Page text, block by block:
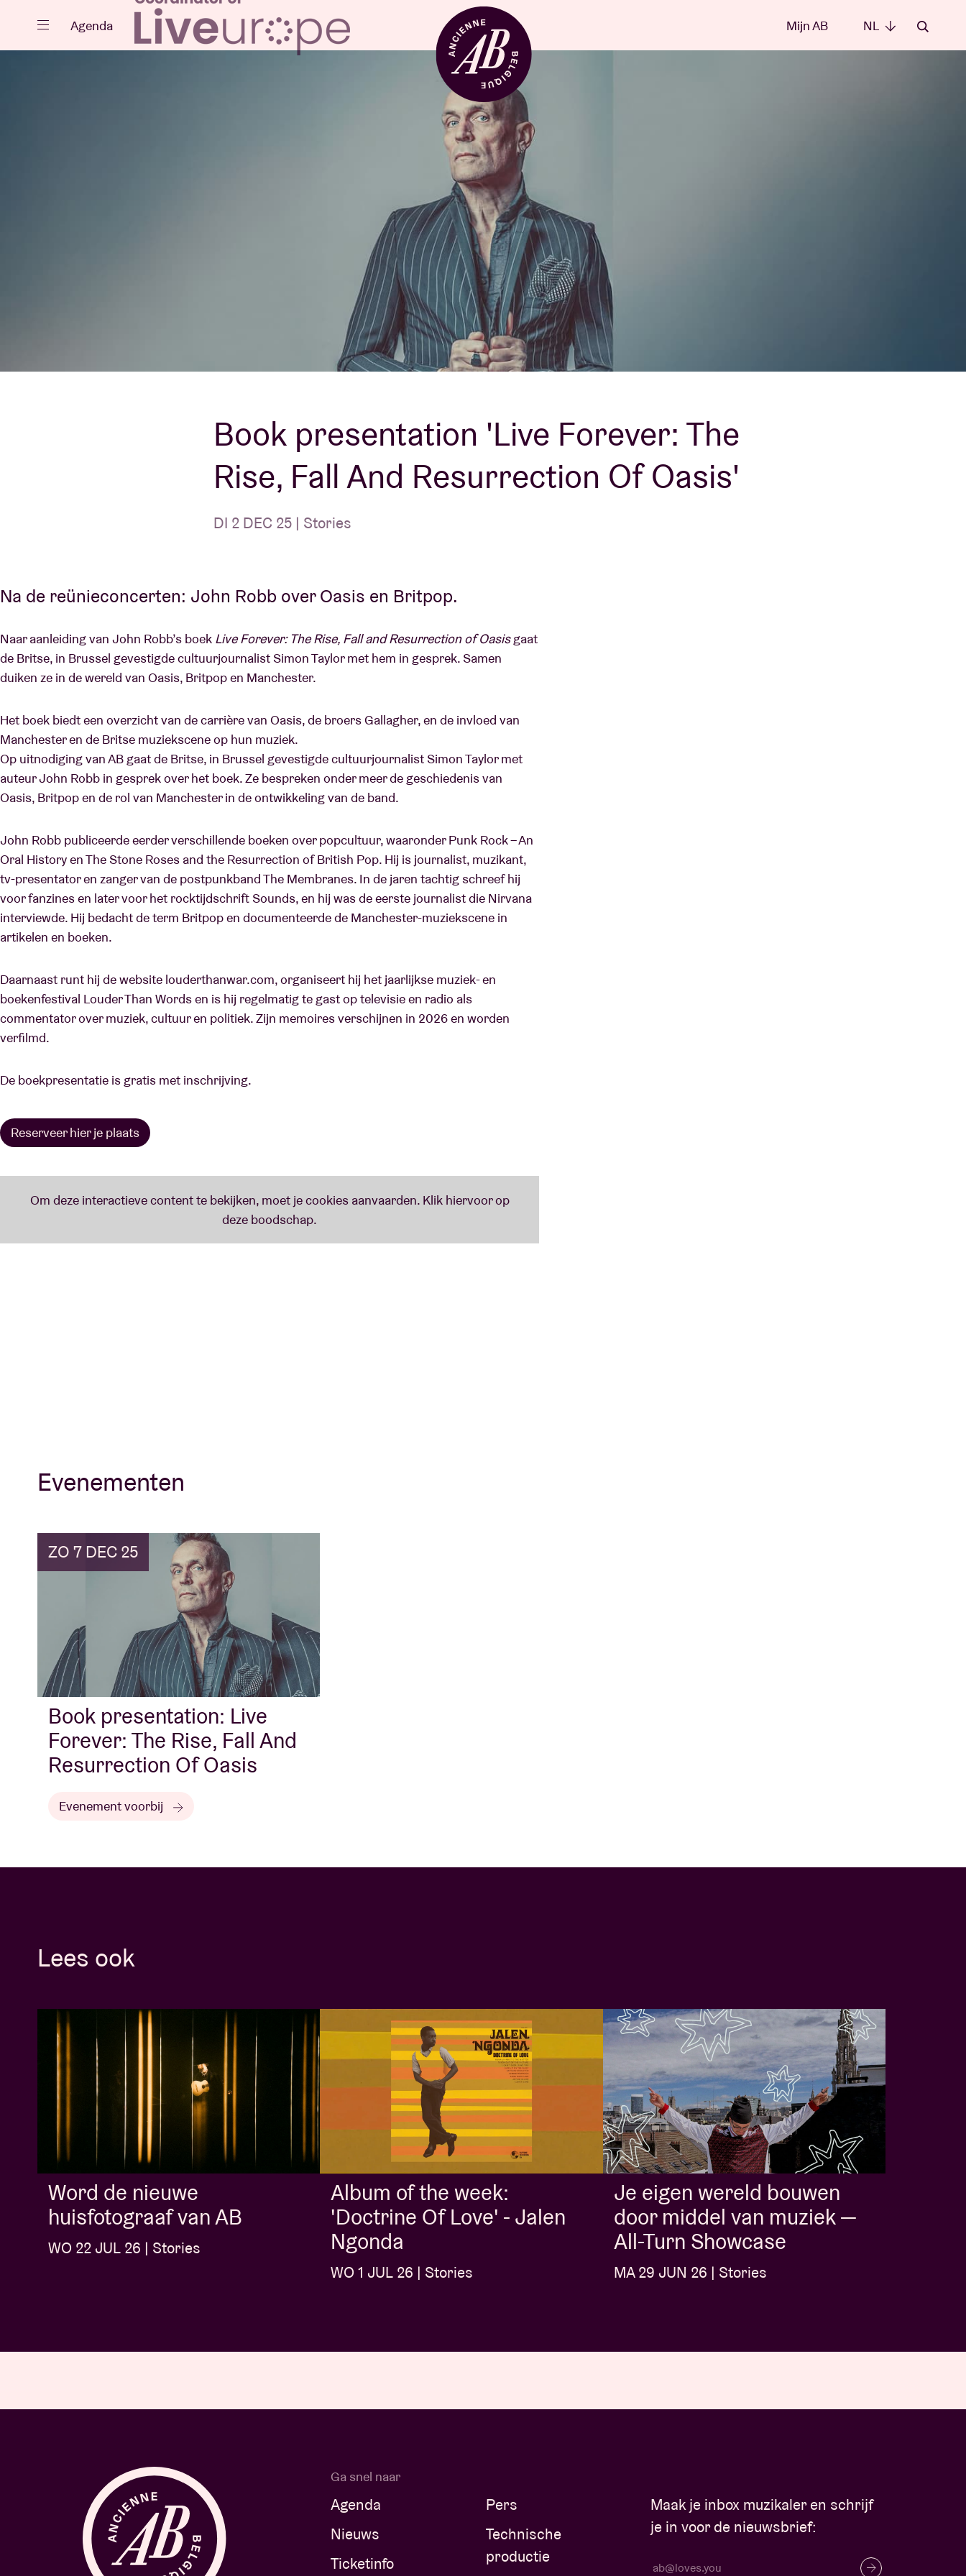
Sluiten NL
AB ❤ you
Zaalhuur
BRDCST
ABtv
Concertcheque
Over AB
Contact
Agenda Mijn AB NL
Book presentation 'Live Forever: The
Rise, Fall And Resurrection Of Oasis'
DI 2 DEC 25 | Stories
Na de reünieconcerten: John Robb over Oasis en Britpop.
Naar aanleiding van John Robb’s boek Live Forever: The Rise, Fall and Resurrection of Oasisgaat
de Britse, in Brussel gevestigde cultuurjournalist Simon Taylor met hem in gesprek. Samen
duiken ze in de wereld van Oasis, Britpop en Manchester.
Het boek biedt een overzicht van de carrière van Oasis, de broers Gallagher, en de invloed van
Manchester en de Britse muziekscene op hun muziek.
Op uitnodiging van AB gaat de Britse, in Brussel gevestigde cultuurjournalist Simon Taylor met
auteur John Robb in gesprek over het boek. Ze bespreken onder meer de geschiedenis van
Oasis, Britpop en de rol van Manchester in de ontwikkeling van de band.
John Robb publiceerde eerder verschillende boeken over popcultuur, waaronder Punk Rock – An
Oral History en The Stone Roses and the Resurrection of British Pop. Hij is journalist, muzikant,
tv-presentator en zanger van de postpunkband The Membranes. In de jaren tachtig schreef hij
voor fanzines en later voor het rocktijdschrift Sounds, en hij was de eerste journalist die Nirvana
interviewde. Hij bedacht de term Britpop en documenteerde de Manchester-muziekscene in
artikelen en boeken.
Daarnaast runt hij de website louderthanwar.com, organiseert hij het jaarlijkse muziek- en
boekenfestival Louder Than Words en is hij regelmatig te gast op televisie en radio als
commentator over muziek, cultuur en politiek. Zijn memoires verschijnen in 2026 en worden
verfilmd.
De boekpresentatie is gratis met inschrijving.
Reserveer hier je plaats
Evenementen
ZO 7 DEC 25
Book presentation: Live
Forever: The Rise, Fall And
Resurrection Of Oasis
Evenement voorbij
Lees ook
Word de nieuwe
huisfotograaf van AB
WO 22 JUL 26 | Stories
Album of the week:
'Doctrine Of Love' - Jalen
Ngonda
WO 1 JUL 26 | Stories
Je eigen wereld bouwen
door middel van muziek —
All-Turn Showcase
MA 29 JUN 26 | Stories
Ga snel naar
Agenda
Nieuws
Ticketinfo
Pers
Technische
productie
Maak je inbox muzikaler en schrijf
je in voor de nieuwsbrief: